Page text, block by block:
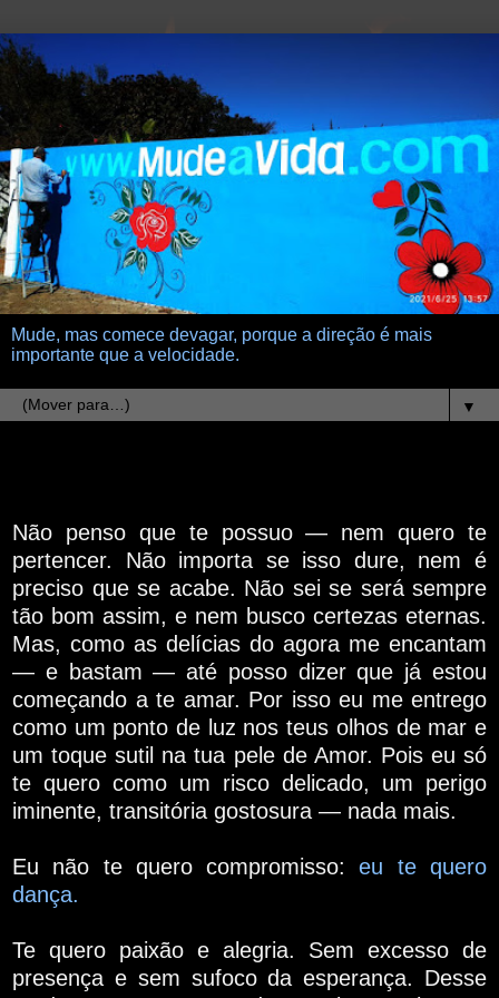
Mude, mas comece devagar, porque a direção é mais
importante que a velocidade.
▼
Não penso que te possuo — nem quero te
pertencer. Não importa se isso dure, nem é
preciso que se acabe. Não sei se será sempre
tão bom assim, e nem busco certezas eternas.
Mas, como as delícias do agora me encantam
— e bastam — até posso dizer que já estou
começando a te amar. Por isso eu me entrego
como um ponto de luz nos teus olhos de mar e
um toque sutil na tua pele de Amor. Pois eu só
te quero como um risco delicado, um perigo
iminente, transitória gostosura — nada mais.
Eu não te quero compromisso:eu te quero
dança.
Te quero paixão e alegria. Sem excesso de
presença e sem sufoco da esperança. Desse